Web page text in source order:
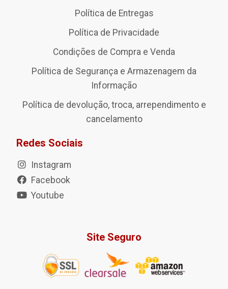
Política de Entregas
Política de Privacidade
Condições de Compra e Venda
Política de Segurança e Armazenagem da
Informação
Política de devolução, troca, arrependimento e
cancelamento
Redes Sociais
Instagram
Facebook
Youtube
Site Seguro